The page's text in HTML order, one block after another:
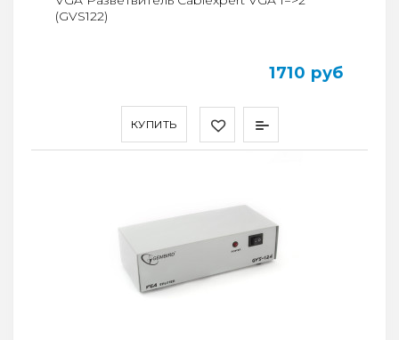
КУПИТЬ
(GVS122)
1710 руб